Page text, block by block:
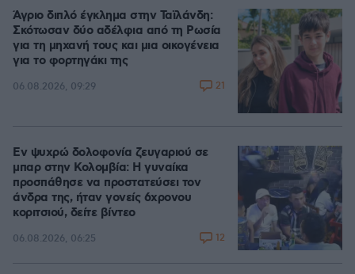
Άγριο διπλό έγκλημα στην Ταϊλάνδη:
Σκότωσαν δύο αδέλφια από τη Ρωσία
για τη μηχανή τους και μια οικογένεια
για το φορτηγάκι της
06.08.2026, 09:29 21
Εν ψυχρώ δολοφονία ζευγαριού σε
μπαρ στην Κολομβία: Η γυναίκα
προσπάθησε να προστατεύσει τον
άνδρα της, ήταν γονείς 6χρονου
κοριτσιού, δείτε βίντεο
06.08.2026, 06:25 12